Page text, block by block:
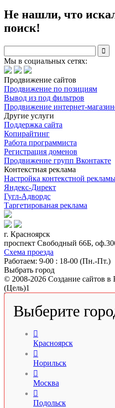
Не нашли, что
поиск!

Мы в социальных сетях:
Продвижение сайтов
Продвижение по позициям
Вывод из под фильтров
Продвижение интернет-
Другие услуги
Поддержка сайта
Копирайтинг
Работа программиста
Регистрация доменов
Продвижение групп Вконтакте
Контекстная реклама
Настройка контекстной
Яндекс-Директ
Гугл-Адвордс
Таргетированая реклама
г. Красноярск
проспект Свободный 66Б,
Схема проезда
Работаем: 9-00 : 18-00 (Пн.-Пт.)
Выбрать город
© 2008-2026 Создание сайтов в
(Цель)1
Выберите

Красноярск

Норильск

Москва

Подольск